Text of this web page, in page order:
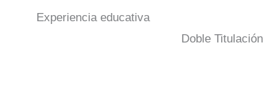
Experiencia educativa
Doble Titulación